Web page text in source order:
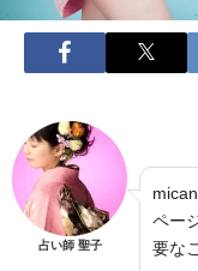
占い師 聖子
ペー
要な